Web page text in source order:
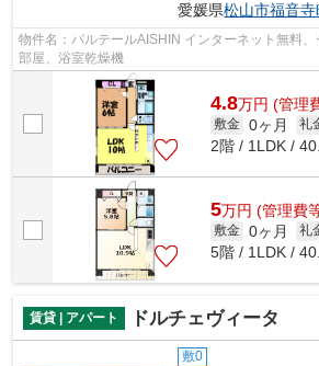
愛媛県松山市福音寺
物件名：パルテールAISHIN インターネット無料
部屋、浴室乾燥機
4.8万円 (管理
敷金 0ヶ月 礼
2階 / 1LDK /
5万円 (管理費
敷金 0ヶ月 礼
5階 / 1LDK /
賃貸 | アパート ドルチェヴィータ
敷0